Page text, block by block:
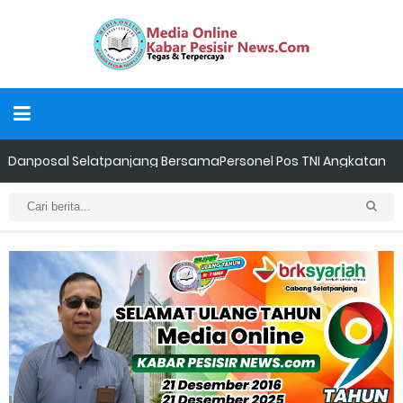
LAMR Kepulauan Meranti Apresiasi Ekspedisi Merah Putih Presisi
Ekspedisi merah putih presisi,polda riau tembus pulau
rangsang,hadirkan negara di teras NKRI
Dukung Swasembada Pangan Nasional, Polsek Merbau
Sambangi Petani Umbi di Desa Mayang Sari.